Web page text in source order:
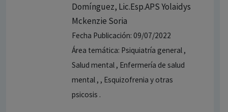
Domínguez, Lic.Esp.APS Yolaidys
Mckenzie Soria
Fecha Publicación: 09/07/2022
Área temática: Psiquiatría general ,
Salud mental , Enfermería de salud
mental , , Esquizofrenia y otras
psicosis .